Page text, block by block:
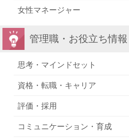
女性マネージャー
管理職・お役立ち情報
思考・マインドセット
資格・転職・キャリア
評価・採用
コミュニケーション・育成